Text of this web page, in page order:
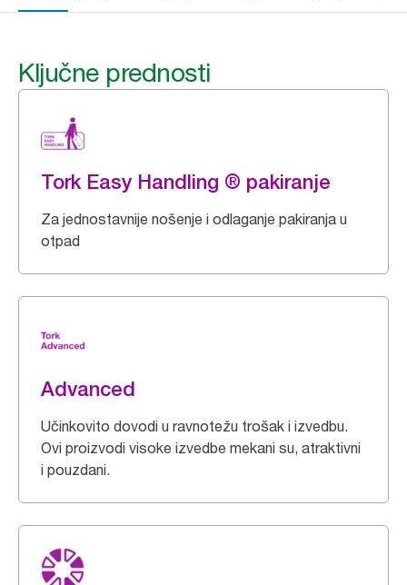
Ključne prednosti
Tork Easy Handling ® pakiranje
Za jednostavnije nošenje i odlaganje pakiranja u
otpad
Advanced
Učinkovito dovodi u ravnotežu trošak i izvedbu.
Ovi proizvodi visoke izvedbe mekani su, atraktivni
i pouzdani.